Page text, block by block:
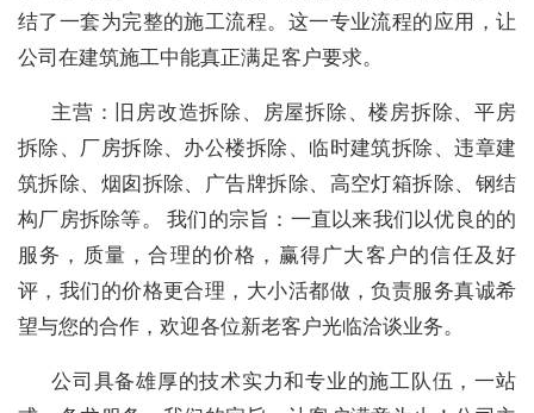
结了一套为完整的施工流程。这一专业流程的应用，让
公司在建筑施工中能真正满足客户要求。
主营：旧房改造拆除、房屋拆除、楼房拆除、平房
拆除、厂房拆除、办公楼拆除、临时建筑拆除、违章建
筑拆除、烟囱拆除、广告牌拆除、高空灯箱拆除、钢结
构厂房拆除等。 我们的宗旨：一直以来我们以优良的的
服务，质量，合理的价格，赢得广大客户的信任及好
评，我们的价格更合理，大小活都做，负责服务真诚希
望与您的合作，欢迎各位新老客户光临洽谈业务。
公司具备雄厚的技术实力和专业的施工队伍，一站